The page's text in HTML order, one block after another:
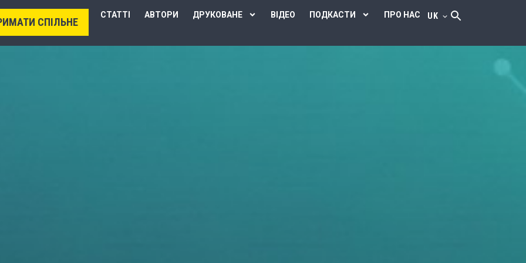
СПІЛЬНЕ
СТАТТІ АВТОРИ ДРУКОВАНЕ ВІДЕО ПОДКАСТИ ПРО НАС UK